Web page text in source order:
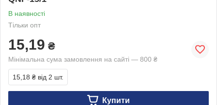
В наявності
Тільки опт
15,19 ₴
Мінімальна сума замовлення на сайті — 800 ₴
15,18 ₴ від 2 шт.
Купити